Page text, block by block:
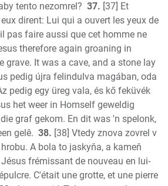
tento nezomrel? 37. [37] Et
dirent: Lui qui a ouvert les yeux de
pas faire aussi que cet homme ne
therefore again groaning in
grave. It was a cave, and a stone lay
pedig újra felindulva magában, oda
pedig egy üreg vala, és kő feküvék
het weer in Homself geweldig
graf gekom. En dit was 'n spelonk,
gelê. 38. [38] Vtedy znova zovrel v
A bola to jaskyňa, a kameň
Jésus frémissant de nouveau en lui-
C'était une grotte, et une pierre